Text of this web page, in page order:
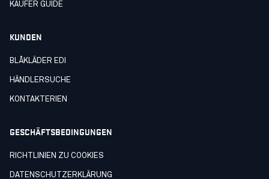
KÄUFER GUIDE
KUNDEN
BLÅKLÄDER EDI
HÄNDLERSUCHE
KONTAKTERIEN
GESCHÄFTSBEDINGUNGEN
RICHTLINIEN ZU COOKIES
DATENSCHUTZERKLÄRUNG